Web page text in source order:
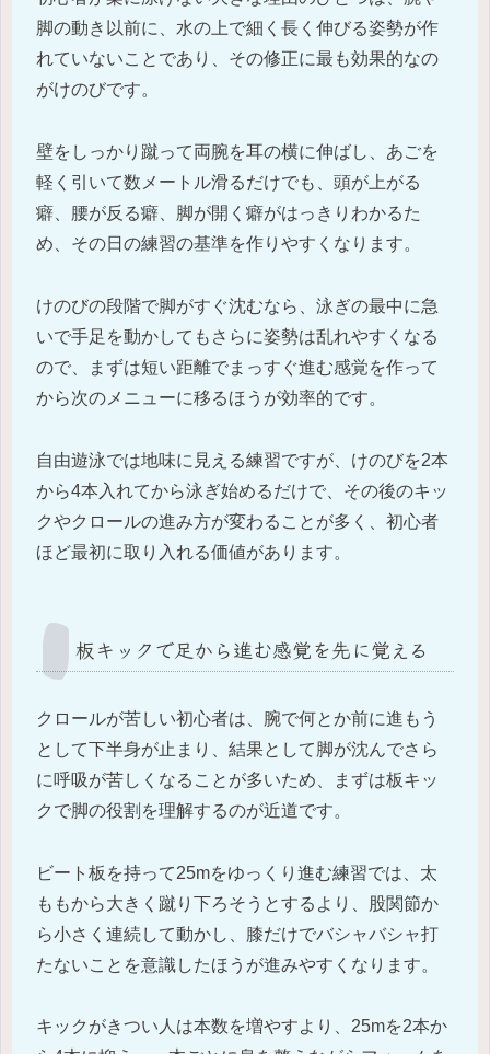
脚の動き以前に、水の上で細く長く伸びる姿勢が作
れていないことであり、その修正に最も効果的なの
がけのびです。
壁をしっかり蹴って両腕を耳の横に伸ばし、あごを
軽く引いて数メートル滑るだけでも、頭が上がる
癖、腰が反る癖、脚が開く癖がはっきりわかるた
め、その日の練習の基準を作りやすくなります。
けのびの段階で脚がすぐ沈むなら、泳ぎの最中に急
いで手足を動かしてもさらに姿勢は乱れやすくなる
ので、まずは短い距離でまっすぐ進む感覚を作って
から次のメニューに移るほうが効率的です。
自由遊泳では地味に見える練習ですが、けのびを2本
から4本入れてから泳ぎ始めるだけで、その後のキッ
クやクロールの進み方が変わることが多く、初心者
ほど最初に取り入れる価値があります。
板キックで足から進む感覚を先に覚える
クロールが苦しい初心者は、腕で何とか前に進もう
として下半身が止まり、結果として脚が沈んでさら
に呼吸が苦しくなることが多いため、まずは板キッ
クで脚の役割を理解するのが近道です。
ビート板を持って25mをゆっくり進む練習では、太
ももから大きく蹴り下ろそうとするより、股関節か
ら小さく連続して動かし、膝だけでバシャバシャ打
たないことを意識したほうが進みやすくなります。
キックがきつい人は本数を増やすより、25mを2本か